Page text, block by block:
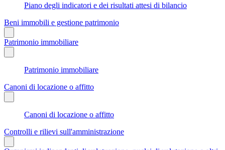
Piano degli indicatori e dei risultati attesi di bilancio
Beni immobili e gestione patrimonio
Patrimonio immobiliare
Patrimonio immobiliare
Canoni di locazione o affitto
Canoni di locazione o affitto
Controlli e rilievi sull'amministrazione